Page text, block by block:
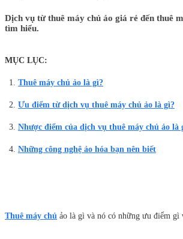
Dịch vụ từ thuê máy chủ ảo giá rẻ đến thuê
tìm hiểu.
MỤC LỤC:
Thuê máy chủ ảo là gì?
Ưu điểm từ dịch vụ thuê máy chủ ảo là gì?
Nhược điểm của dịch vụ thuê máy chủ ảo là
Những công nghệ ảo hóa bạn nên biết
Thuê máy chủ ảo là gì và nó có những ưu điểm gì